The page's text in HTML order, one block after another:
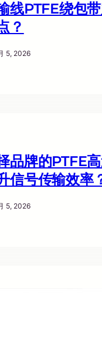
线PTFE绕包
？
5, 2026
品牌的PTFE
信号传输效率
5, 2026